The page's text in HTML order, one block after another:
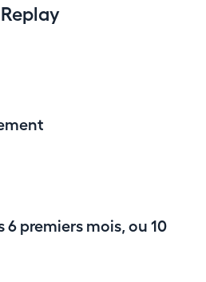
6 premiers mois, ou 10